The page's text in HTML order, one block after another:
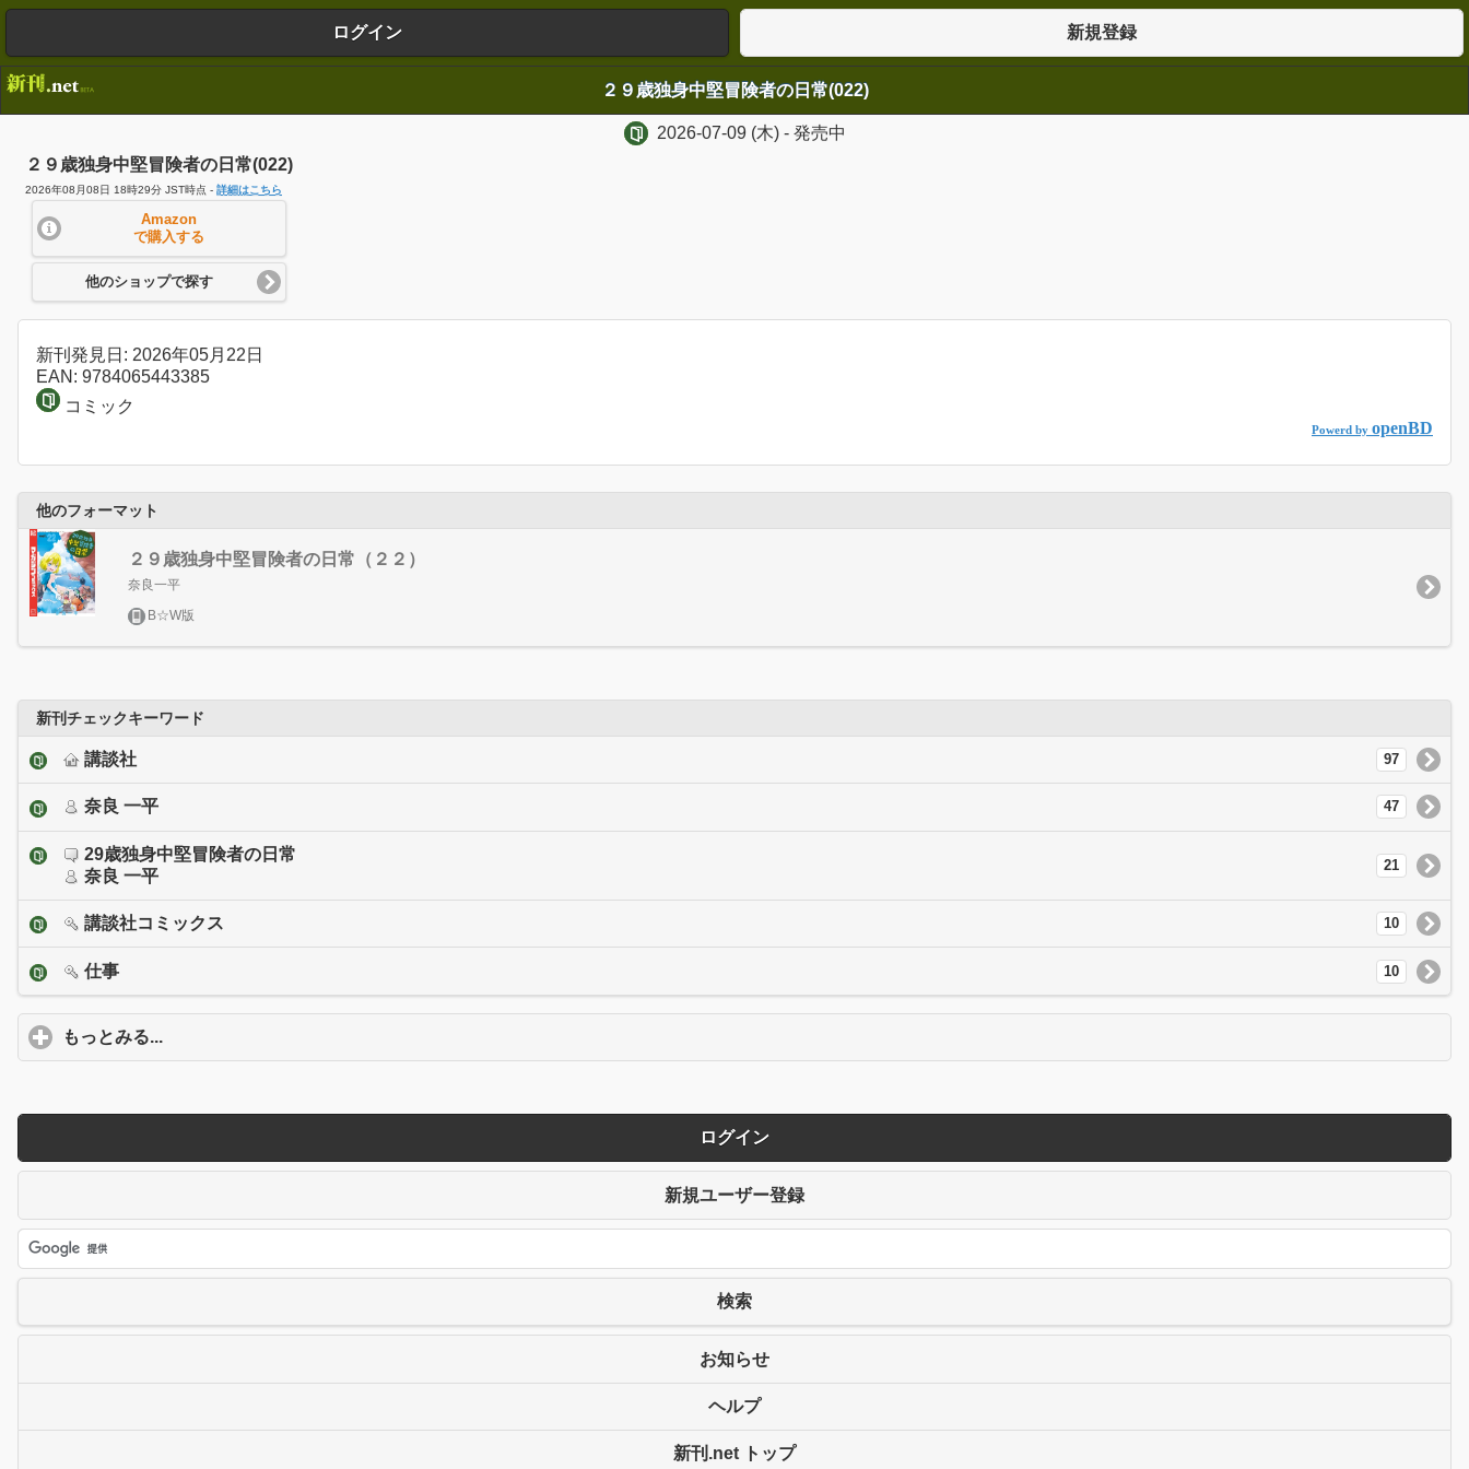
ログイン 新規登録
２９歳独身中堅冒険者の日常(022)
2026-07-09(木)- 発売中
２９歳独身中堅冒険者の日常(022)
2026年08月08日 18時29分 JST時点 - 詳細はこちら
Amazon
で購入する
他のショップで探す
新刊発見日: 2026年05月22日
EAN: 9784065443385
コミック
Powerd by openBD
他のフォーマット
２９歳独身中堅冒険者の日常（２２）
奈良一平
B☆W版
新刊チェックキーワード
講談社 97
奈良 一平 47
29歳独身中堅冒険者の日常
奈良 一平
21
講談社コミックス 10
仕事 10
もっとみる...
ログイン
新規ユーザー登録
検索
お知らせ
ヘルプ
新刊.net トップ